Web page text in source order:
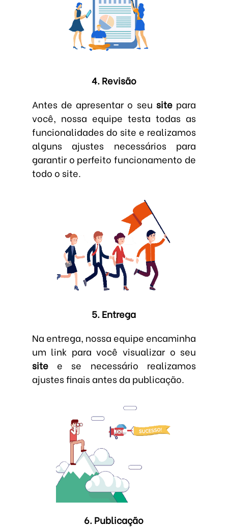
4. Revisão
Antes de apresentar o seu site para
você, nossa equipe testa todas as
funcionalidades do site e realizamos
alguns ajustes necessários para
garantir o perfeito funcionamento de
todo o site.
5. Entrega
Na entrega, nossa equipe encaminha
um link para você visualizar o seu
sitee se necessário realizamos
ajustes finais antes da publicação.
6. Publicação